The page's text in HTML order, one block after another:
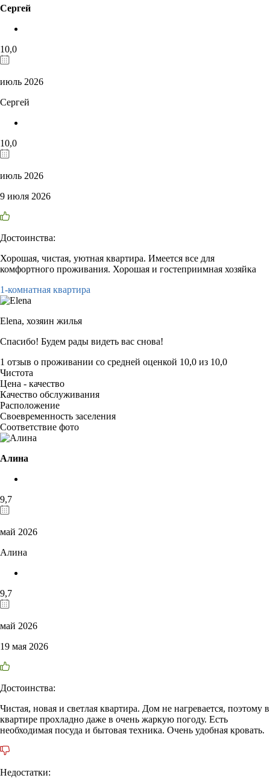
Сергей
10,0
июль 2026
Сергей
10,0
июль 2026
9 июля 2026
Достоинства:
Хорошая, чистая, уютная квартира. Имеется все для
комфортного проживания. Хорошая и гостеприимная хозяйка
1-комнатная квартира
Elena, хозяин жилья
Спасибо! Будем рады видеть вас снова!
1 отзыв о проживании со средней оценкой 10,0 из 10,0
Чистота
Цена - качество
Качество обслуживания
Расположение
Своевременность заселения
Соответствие фото
Алина
9,7
май 2026
Алина
9,7
май 2026
19 мая 2026
Достоинства:
Чистая, новая и светлая квартира. Дом не нагревается, поэтому в
квартире прохладно даже в очень жаркую погоду. Есть
необходимая посуда и бытовая техника. Очень удобная кровать.
Недостатки: